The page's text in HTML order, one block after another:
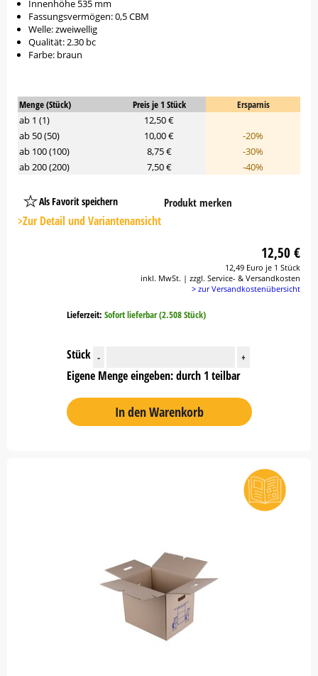
Innenhöhe 535 mm
Fassungsvermögen: 0,5 CBM
Welle: zweiwellig
Qualität: 2.30 bc
Farbe: braun
Menge (Stück) Preis je 1 Stück
Ersparnis
ab 1 (1)
12,50 €
ab 50 (50)
10,00 €
-20%
ab 100 (100)
8,75 €
-30%
ab 200 (200)
7,50 € -40%
Als Favorit speichern
Platzhalter
Button
Produkt merken
>Zur Detail und Variantenansicht
12,50 €
12,49 Euro je 1 Stück
inkl. MwSt. | zzgl. Service- & Versandkosten
> zur Versandkostenübersicht
Lieferzeit: Sofort lieferbar (2.508 Stück)
Stück - +
Eigene Menge eingeben: durch 1 teilbar
In den Warenkorb